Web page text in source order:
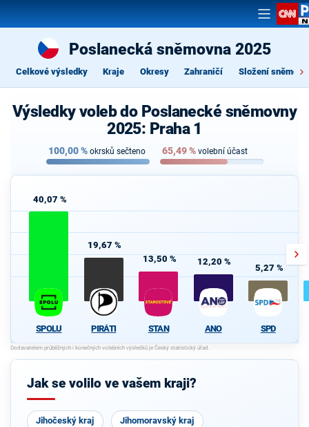
Poslanecká sněmovna 2025
Celkové výsledky Kraje Okresy Zahraničí Složení
Výsledky voleb do Poslanecké sněmovny
2025: Praha 1
100,00% okrsků sečteno 65,49% volební účast
40,07 %
SPOLU
19,67 %
PIRÁTI
13,50 %
STAN
12,20 %
ANO
5,27 %
SPD
Jak se volilo ve vašem kraji?
Jihočeský kraj Jihomoravský kraj